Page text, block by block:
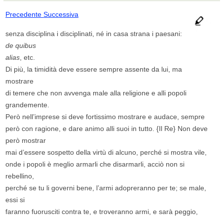
PrecedenteSuccessiva
senza disciplina i disciplinati, né in casa strana i paesani:
de quibus
alias, etc.
Di più, la timidità deve essere sempre assente da lui, ma
mostrare
di temere che non avvenga male alla religione e alli popoli
grandemente.
Però nell’imprese si deve fortissimo mostrare e audace, sempre
però con ragione, e dare animo alli suoi in tutto. {Il Re} Non deve
però mostrar
mai d’essere sospetto della virtù di alcuno, perché si mostra vile,
onde i popoli è meglio armarli che disarmarli, acciò non si
rebellino,
perché se tu li governi bene, l’armi adopreranno per te; se male,
essi si
faranno fuorusciti contra te, e troveranno armi, e sarà peggio,